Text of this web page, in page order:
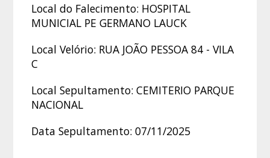
Local do Falecimento: HOSPITAL
MUNICIAL PE GERMANO LAUCK
Local Velório: RUA JOÃO PESSOA 84 - VILA
C
Local Sepultamento: CEMITERIO PARQUE
NACIONAL
Data Sepultamento: 07/11/2025